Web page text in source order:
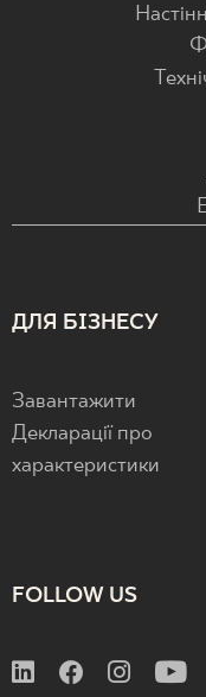
ДЛЯ БІЗНЕСУ
Завантажити
Декларації про
характеристики
FOLLOW US